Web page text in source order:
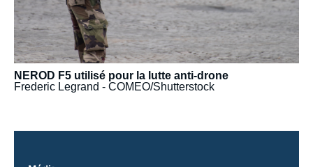
NEROD F5 utilisé pour la lutte anti-drone
Frederic Legrand - COMEO/Shutterstock